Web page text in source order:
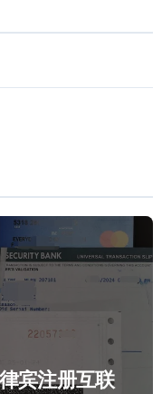
宾注册互联